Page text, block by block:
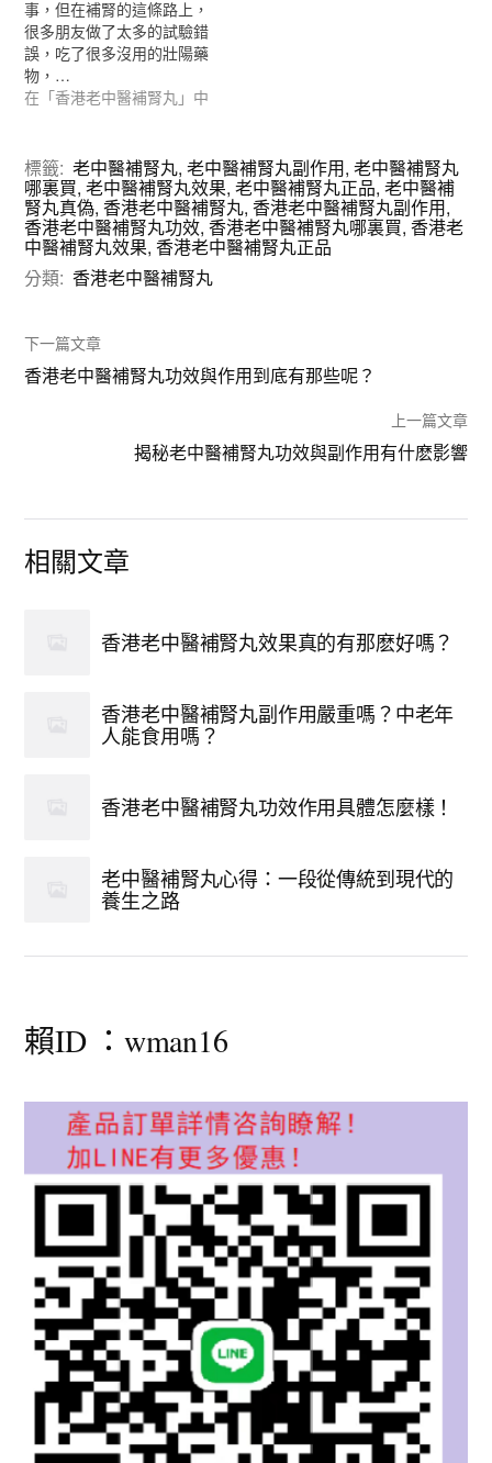
事，但在補腎的這條路上，
很多朋友做了太多的試驗錯
誤，吃了很多沒用的壯陽藥
物，…
在「香港老中醫補腎丸」中
標籤: 老中醫補腎丸,老中醫補腎丸副作用,老中醫補腎丸
哪裏買,老中醫補腎丸效果,老中醫補腎丸正品,老中醫補
腎丸真偽,香港老中醫補腎丸,香港老中醫補腎丸副作用,
香港老中醫補腎丸功效,香港老中醫補腎丸哪裏買,香港老
中醫補腎丸效果,香港老中醫補腎丸正品
分類: 香港老中醫補腎丸
下一篇文章
香港老中醫補腎丸功效與作用到底有那些呢？
上一篇文章
揭秘老中醫補腎丸功效與副作用有什麽影響
相關文章
香港老中醫補腎丸效果真的有那麽好嗎？
香港老中醫補腎丸副作用嚴重嗎？中老年
人能食用嗎？
香港老中醫補腎丸功效作用具體怎麼樣！
老中醫補腎丸心得：一段從傳統到現代的
養生之路
賴ID ：wman16